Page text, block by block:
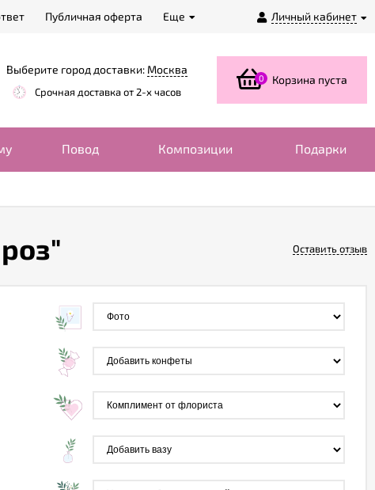
Личный кабинет
Публичная оферта Еще
Выберите город доставки: Москва
Срочная доставка от 2-х часов
0 Корзина пуста
Повод Композиции Подарки
Оставить отзыв